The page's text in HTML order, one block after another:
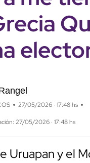
27/05/2026 · 17:48 hs
27/05/2026 · 17:48 hs
Uruapan y el